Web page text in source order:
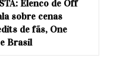
Elenco de Off
sobre cenas
de fãs, One
Brasil